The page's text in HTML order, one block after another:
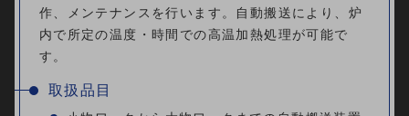
作、メンテナンスを行います。自動搬送により、炉
内で所定の温度・時間での高温加熱処理が可能で
す。
取扱品目